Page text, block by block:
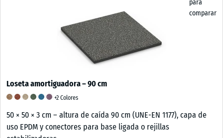
para
comparar
Loseta amortiguadora – 90 cm
+2 Colores
50 × 50 × 3 cm – altura de caída 90 cm (UNE-EN 1177), capa de
uso EPDM y conectores para base ligada o rejillas